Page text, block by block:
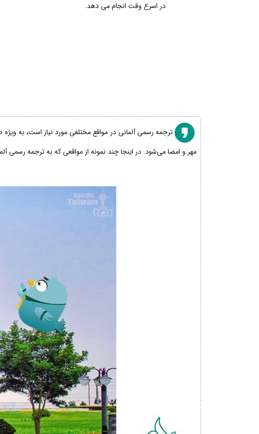
در اسرع وقت انجام می دهد.
ترجمه رسمی آلمانی در مواقع مختلفی مورد نیاز است، به
مهر و امضا می‌شود. در اینجا چند نمونه از مواقعی که به ترجمه رسمی